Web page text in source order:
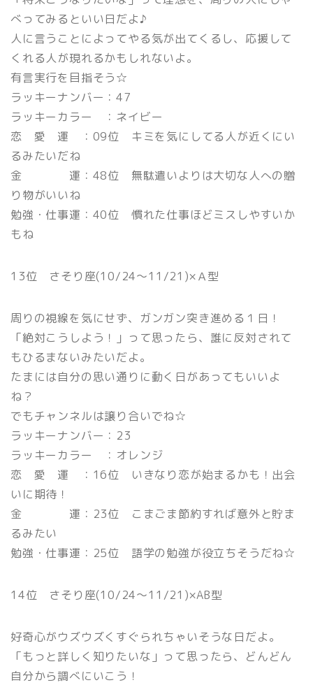
べってみるといい日だよ♪
人に言うことによってやる気が出てくるし、応援して
くれる人が現れるかもしれないよ。
有言実行を目指そう☆
ラッキーナンバー：47
ラッキーカラー ：ネイビー
恋 愛 運 ：09位 キミを気にしてる人が近くにい
るみたいだね
金 運：48位 無駄遣いよりは大切な人への贈
り物がいいね
勉強・仕事運：40位 慣れた仕事ほどミスしやすいか
もね
13位 さそり座(10/24〜11/21)×Ａ型
周りの視線を気にせず、ガンガン突き進める１日！
「絶対こうしよう！」って思ったら、誰に反対されて
もひるまないみたいだよ。
たまには自分の思い通りに動く日があってもいいよ
ね？
でもチャンネルは譲り合いでね☆
ラッキーナンバー：23
ラッキーカラー ：オレンジ
恋 愛 運 ：16位 いきなり恋が始まるかも！出会
いに期待！
金 運：23位 こまごま節約すれば意外と貯ま
るみたい
勉強・仕事運：25位 語学の勉強が役立ちそうだね☆
14位 さそり座(10/24〜11/21)×AB型
好奇心がウズウズくすぐられちゃいそうな日だよ。
「もっと詳しく知りたいな」って思ったら、どんどん
自分から調べにいこう！